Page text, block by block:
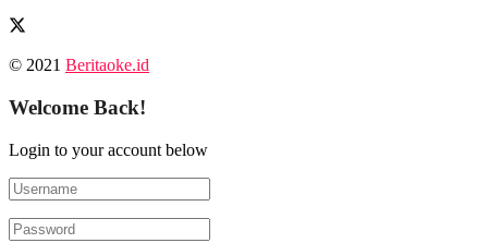
© 2021 Beritaoke.id
Welcome Back!
Login to your account below